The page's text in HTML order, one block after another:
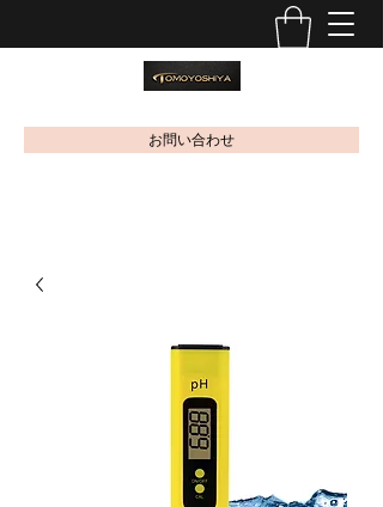
お問い合わせ